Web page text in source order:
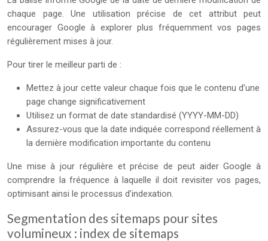
chaque page. Une utilisation précise de cet attribut peut
encourager Google à explorer plus fréquemment vos pages
régulièrement mises à jour.
Pour tirer le meilleur parti de :
Mettez à jour cette valeur chaque fois que le contenu d’une
page change significativement
Utilisez un format de date standardisé (YYYY-MM-DD)
Assurez-vous que la date indiquée correspond réellement à
la dernière modification importante du contenu
Une mise à jour régulière et précise de peut aider Google à
comprendre la fréquence à laquelle il doit revisiter vos pages,
optimisant ainsi le processus d’indexation.
Segmentation des sitemaps pour sites
volumineux : index de sitemaps